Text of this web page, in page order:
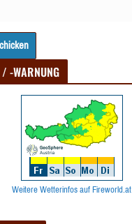
/ -WARNUNG
Weitere Wetterinfos auf Fireworld.at